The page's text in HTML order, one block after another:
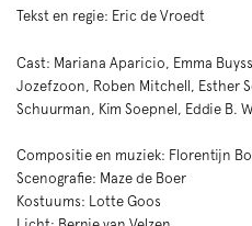
Tekst en regie: Eric de Vroedt
Cast: Mariana Aparicio, Emma
Jozefzoon, Roben Mitchell, Esther
Schuurman, Kim Soepnel, Eddie B.
Compositie en muziek: Florentijn
Scenografie: Maze de Boer
Kostuums: Lotte Goos